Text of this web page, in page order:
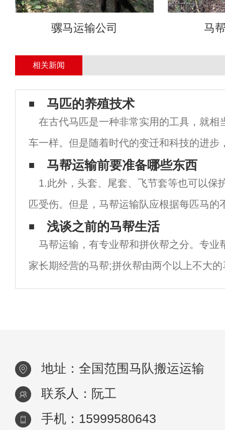
骡马运输公司 马
相关新闻
马匹的养殖技术
在古代马匹是一种非常实用的工具，就相
车一样。但是随着时代的变迁和科技的进步
经发生了根本的转变，它已经不再是单单作
用了虽然马匹的作用发生了转变，但是它仍
马帮运输前要准备哪些东西
1.此外，头套、尾套、飞节套等也可以保
匹受伤。但是，马帮运输队应根据每匹马的
具的选择和使用。2.马尾套，马帮运输一切
以装车运输。马对人的行为反应非常敏感，
浅谈之前的马帮生活
马帮运输，有专业帮和拼伙帮之分。专业
家长期经营的马帮;拼伙帮由两个以上不大
属短期性质。在这个神秘的群体中，有规矩
地址：全国范围马队搬运运输
联系人：阮工
手机：15999580643